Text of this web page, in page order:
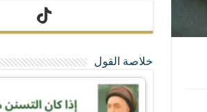
خلاصة القول